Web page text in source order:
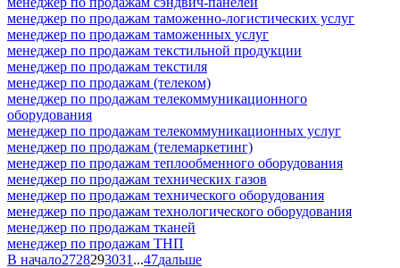
менеджер по продажам таможенно-логистических услуг
менеджер по продажам таможенных услуг
менеджер по продажам текстильной продукции
менеджер по продажам текстиля
менеджер по продажам (телеком)
менеджер по продажам телекоммуникационного
оборудования
менеджер по продажам телекоммуникационных услуг
менеджер по продажам (телемаркетинг)
менеджер по продажам теплообменного оборудования
менеджер по продажам технических газов
менеджер по продажам технического оборудования
менеджер по продажам технологического оборудования
менеджер по продажам тканей
менеджер по продажам ТНП
В начало2728293031 ...47дальше